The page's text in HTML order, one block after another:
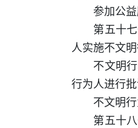
参加公益
第五十七条
人实施不文
不文明行为
行为人进行
不文明行为
第五十八条